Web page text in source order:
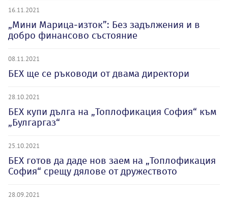
16.11.2021
„Мини Марица-изток”: Без задължения и в
добро финансово състояние
08.11.2021
БЕХ ще се ръководи от двама директори
28.10.2021
БЕХ купи дълга на „Топлофикация София“ към
„Булгаргаз“
25.10.2021
БЕХ готов да даде нов заем на „Топлофикация
София“ срещу дялове от дружеството
28.09.2021